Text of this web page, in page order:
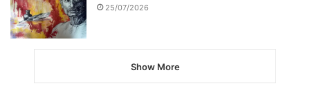
25/07/2026
Show More